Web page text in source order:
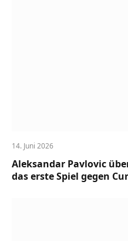
14. Juni 2026
Aleksandar Pavlovic
das erste Spiel gegen